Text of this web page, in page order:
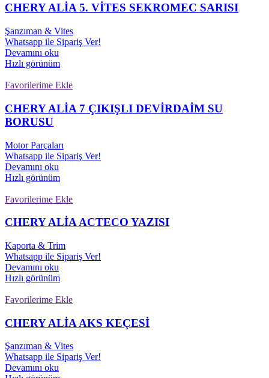
CHERY ALİA 5. VİTES SEKROMEC SARISI
Şanzıman & Vites
Whatsapp ile Sipariş Ver!
Devamını oku
Hızlı görünüm
Favorilerime Ekle
CHERY ALİA 7 ÇIKIŞLI DEVİRDAİM SU
BORUSU
Motor Parçaları
Whatsapp ile Sipariş Ver!
Devamını oku
Hızlı görünüm
Favorilerime Ekle
CHERY ALİA ACTECO YAZISI
Kaporta & Trim
Whatsapp ile Sipariş Ver!
Devamını oku
Hızlı görünüm
Favorilerime Ekle
CHERY ALİA AKS KEÇESİ
Şanzıman & Vites
Whatsapp ile Sipariş Ver!
Devamını oku